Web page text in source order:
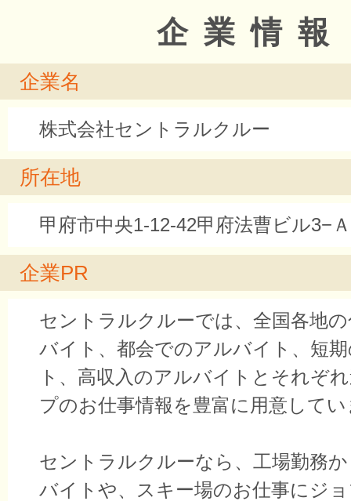
企業情報
企業名
株式会社セントラルクルー
所在地
甲府市中央1-12-42甲府法曹ビル3−Ａ
企業PR
セントラルクルーでは、全国各地
バイト、都会でのアルバイト、短
ト、高収入のアルバイトとそれぞ
プのお仕事情報を豊富に用意して
セントラルクルーなら、工場勤務
バイトや、スキー場のお仕事にジ